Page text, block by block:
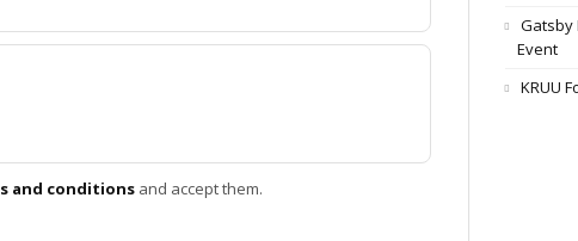
and conditions and accept them.
Gatsby
Event
KRUU